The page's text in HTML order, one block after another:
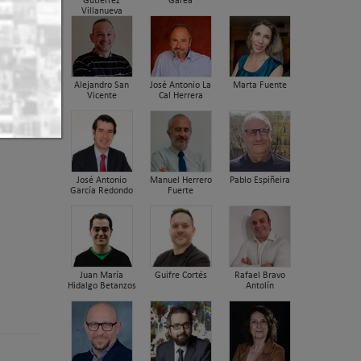
Villanueva
Alejandro San
Vicente
José Antonio La
Cal Herrera
Marta Fuente
José Antonio
García Redondo
Manuel Herrero
Fuerte
Pablo Espiñeira
Juan María
Hidalgo Betanzos
Guifre Cortés
Rafael Bravo
Antolín